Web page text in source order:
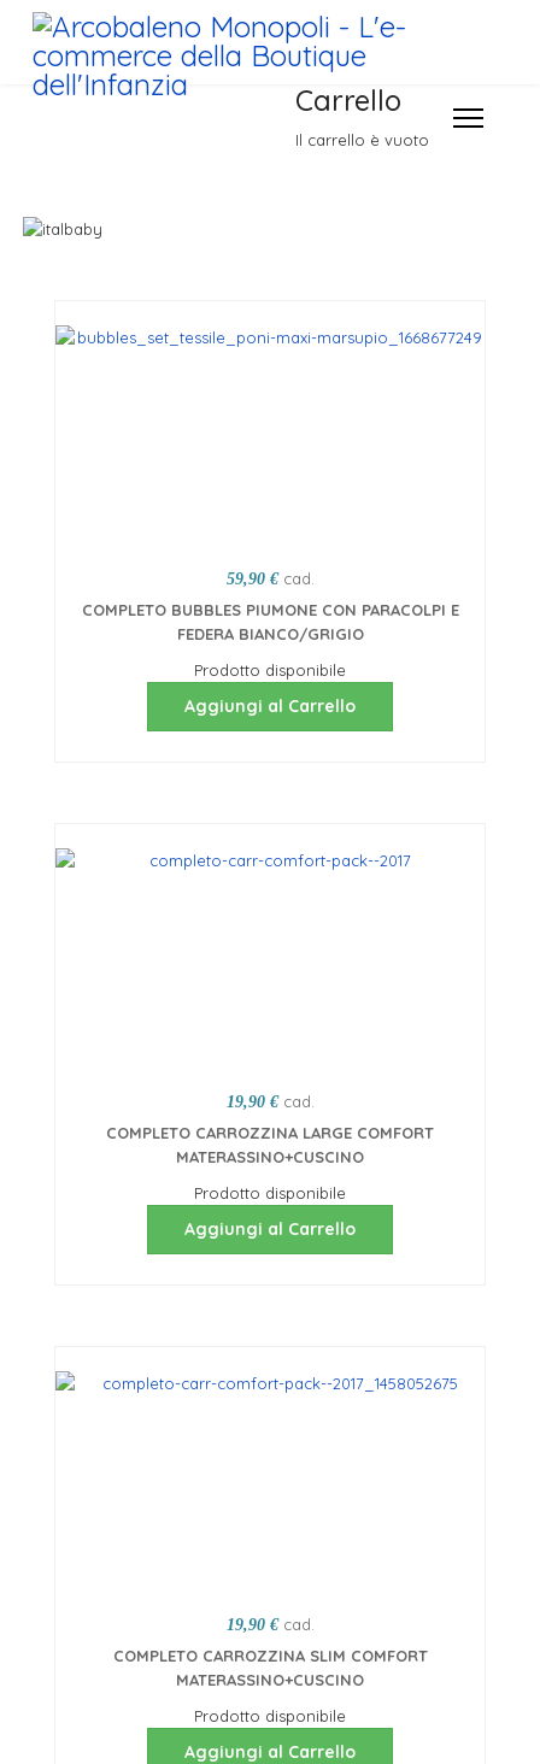
Carrello
Il carrello è vuoto
59,90 € cad.
COMPLETO BUBBLES PIUMONE CON PARACOLPI E
FEDERA BIANCO/GRIGIO
Prodotto disponibile
Aggiungi al Carrello
19,90 € cad.
COMPLETO CARROZZINA LARGE COMFORT
MATERASSINO+CUSCINO
Prodotto disponibile
Aggiungi al Carrello
19,90 € cad.
COMPLETO CARROZZINA SLIM COMFORT
MATERASSINO+CUSCINO
Prodotto disponibile
Aggiungi al Carrello